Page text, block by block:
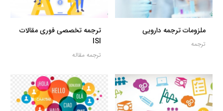
ملزومات ترجمه دارویی
ترجمه
ترجمه تخصصی فوری مقالات
ISI
ترجمه مقاله